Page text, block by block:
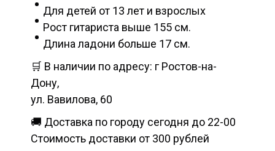
Для детей от 13 лет и взрослых
Рост гитариста выше 155 см.
Длина ладони больше 17 см.
🛒 В наличии по адресу: г Ростов-на-
Дону,
ул. Вавилова, 60
🚚 Доставка по городу сегодня до 22-00
Стоимость доставки от 300 рублей